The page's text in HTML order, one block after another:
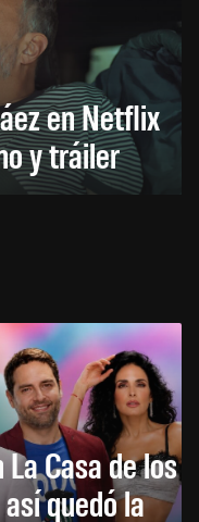
en Netflix
y tráiler
Casa de los
quedó la